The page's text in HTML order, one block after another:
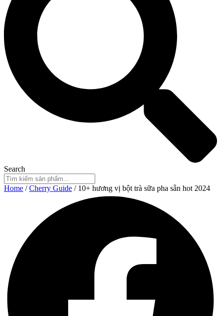
Search
Home /Cherry Guide / 10+ hương vị bột trà sữa pha sẵn hot 2024